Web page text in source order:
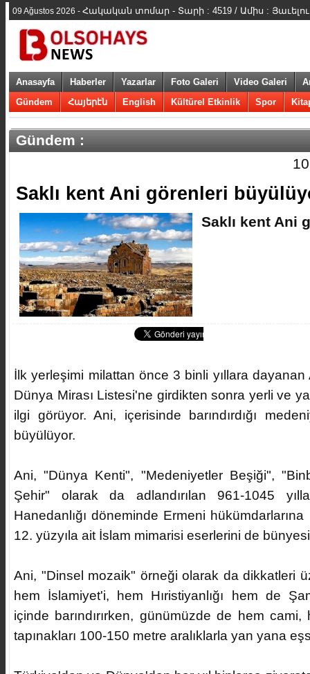
09 Ağustos 2026 - Հակական տոմար - Տարի : 4519 / Ամիս :
Anasayfa Haberler Yazarlar Foto Galeri Video Galeri
Gündem
Հայերէն English Kültürel Etkinlik Spor
Gündem :
​Saklı kent Ani görenleri
​Saklı kent Ani
İlk yerleşimi milattan önce 3 binli yıllara
Dünya Mirası Listesi'ne girdikten sonra yerli ve
ilgi görüyor. Ani, içerisinde barındırdığı
büyülüyor.
Ani, "Dünya Kenti", "Medeniyetler Beşiği",
Şehir" olarak da adlandırılan 961-1045
Hanedanlığı döneminde Ermeni
12. yüzyıla ait İslam mimarisi eserlerini de
Ani, "Dinsel mozaik" örneği olarak da dikkatleri
hem İslamiyet'i, hem Hıristiyanlığı hem de
içinde barındırırken, günümüzde de hem
tapınakları 100-150 metre aralıklarla yan yana